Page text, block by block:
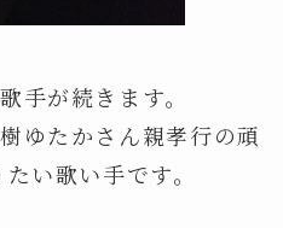
手が続きます。
ゆたかさん親孝行の頑
い歌い手です。